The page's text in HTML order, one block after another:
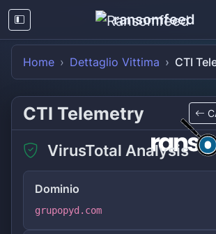
ransomfeed
Home Dettaglio Vittima CTI
CTI Telemetry
VirusTotal Analysis
Dominio
grupopyd.com